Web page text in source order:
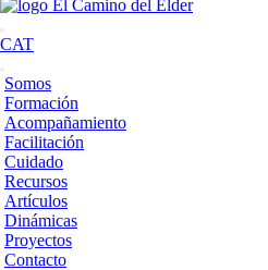
Menú
de
CAT
Menú
de
navegación
Somos
Formación
Acompañamiento
Facilitación
Cuidado
Recursos
Artículos
Dinámicas
Proyectos
Contacto